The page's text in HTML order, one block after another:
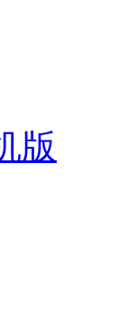
版